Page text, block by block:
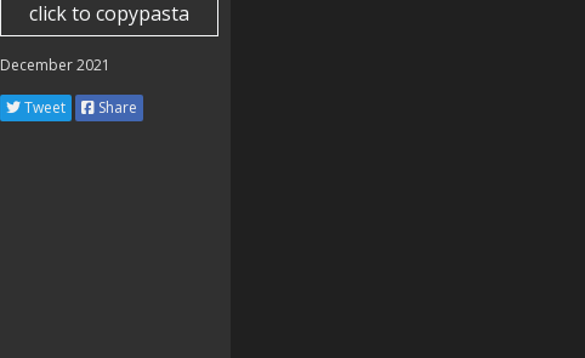
click to copypasta
December 2021
Tweet Share